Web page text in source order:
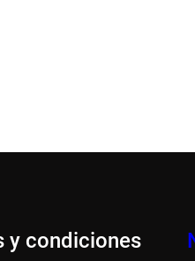
y condiciones